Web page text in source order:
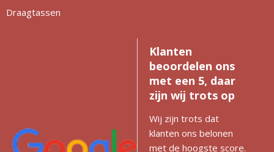
Draagtassen
Klanten
beoordelen ons
met een 5, daar
zijn wij trots op
Wij zijn trots dat
klanten ons belonen
met de hoogste score.